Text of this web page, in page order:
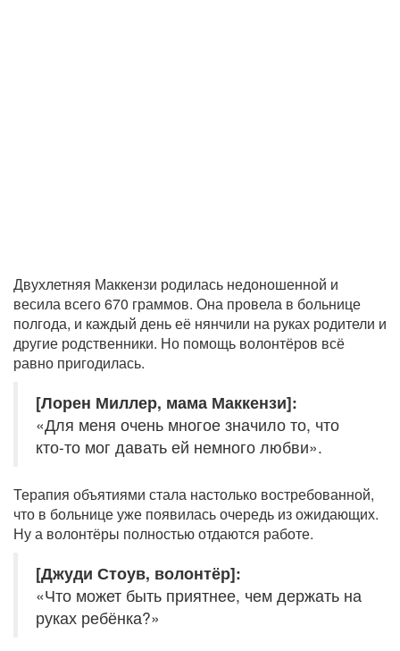
Двухлетняя Маккензи родилась недоношенной и
весила всего 670 граммов. Она провела в больнице
полгода, и каждый день её нянчили на руках родители и
другие родственники. Но помощь волонтёров всё
равно пригодилась.
[Лорен Миллер, мама Маккензи]:
«Для меня очень многое значило то, что
кто-то мог давать ей немного любви».
Терапия объятиями стала настолько востребованной,
что в больнице уже появилась очередь из ожидающих.
Ну а волонтёры полностью отдаются работе.
[Джуди Стоув, волонтёр]:
«Что может быть приятнее, чем держать на
руках ребёнка?»